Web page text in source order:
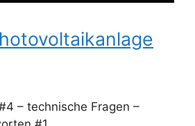
– technische Fragen –